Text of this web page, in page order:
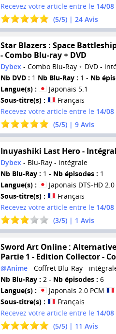
Recevez votre article entre le 14/08
(5/5) | 24Avis
Star Blazers : Space
- Combo Blu-ray + DVD
Dybex- Combo Blu-Ray + DVD -
Nb DVD : 1 Nb Blu-Ray : 1 - Nb
Langue(s) :
Japonais 5.1
Sous-titre(s) :
Français
Recevez votre article entre le 14/08
(5/5) | 9Avis
Inuyashiki Last Hero -
Dybex- Blu-Ray - intégrale
Nb Blu-Ray : 1 - Nb épisodes : 1
Langue(s) :
Japonais DTS-HD 2.0
Sous-titre(s) :
Français
Recevez votre article entre le 14/08
(3/5) | 1 Avis
Sword Art Online :
Partie 1 - Edition Collector -
@Anime- Coffret Blu-Ray -
Nb Blu-Ray : 2 - Nb épisodes : 6
Langue(s) :
Japonais 2.0 PCM
Sous-titre(s) :
Français
Recevez votre article entre le 14/08
(5/5) | 11 Avis